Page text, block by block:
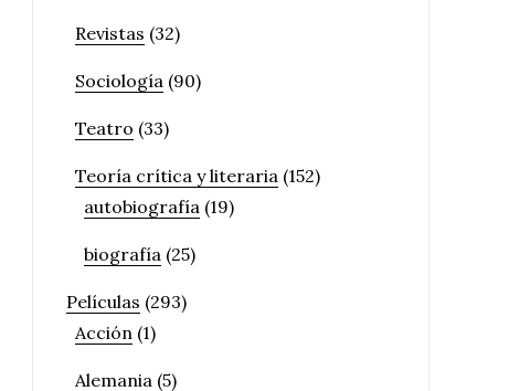
Revistas (32)
Sociología (90)
Teatro (33)
Teoría crítica y literaria (152)
autobiografía (19)
biografía (25)
Películas (293)
Acción (1)
Alemania (5)